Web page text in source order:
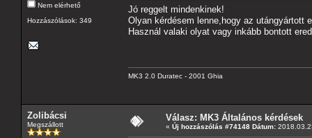
Nem elérhető
Hozzászólások: 349
Jó reggelt mindenkinek!
Olyan kérdésem lenne,hogy az utángyártott
Használ valaki olyat vagy inkább bontott
MK3 2.0 Duratec - 2001 Ghia
Zolibácsi
Megszállott
Válasz: MK3 Általános kérdések
« Új hozzászólás #74148 Dátum: